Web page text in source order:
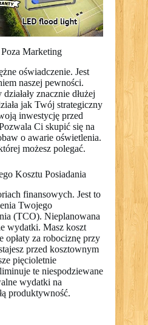
Marketing
oświadczenie. Jest
naszej pewności.
znacznie dłużej
jak Twój strategiczny
inwestycję przed
Ci skupić się na
o awarie oświetlenia.
możesz polegać.
Kosztu Posiadania
finansowych. Jest to
Twojego
(TCO). Nieplanowana
wydatki. Masz koszt
opłaty za robociznę przy
przed kosztownym
pięcioletnie
te niespodziewane
wydatki na
produktywność.